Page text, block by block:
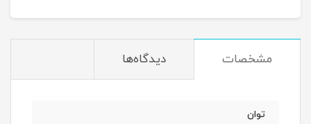
مشخصات دیدگاه‌ها
توان